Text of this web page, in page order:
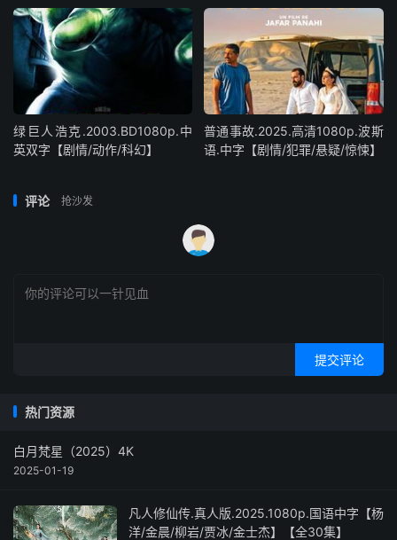
绿巨人浩克.2003.BD1080p.中
英双字【剧情/动作/科幻】
普通事故.2025.高清1080p.波斯
语.中字【剧情/犯罪/悬疑/惊悚】
评论 抢沙发
提交评论
热门资源
白月梵星（2025）4K
2025-01-19
凡人修仙传.真人版.2025.1080p.国语中字【杨
洋/金晨/柳岩/贾冰/金士杰】【全30集】